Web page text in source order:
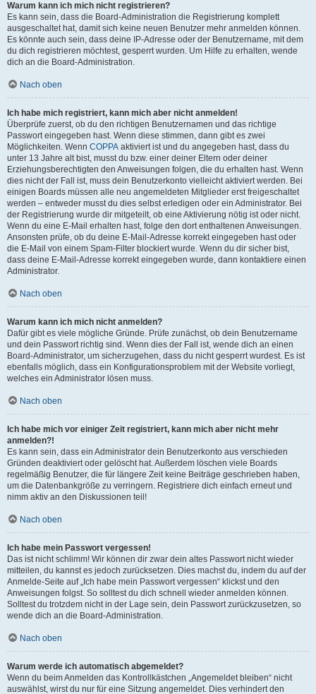
Warum kann ich mich nicht registrieren?
Es kann sein, dass die Board-Administration die Registrierung komplett
ausgeschaltet hat, damit sich keine neuen Benutzer mehr anmelden können.
Es könnte auch sein, dass deine IP-Adresse oder der Benutzername, mit dem
du dich registrieren möchtest, gesperrt wurden. Um Hilfe zu erhalten, wende
dich an die Board-Administration.
Nach oben
Ich habe mich registriert, kann mich aber nicht anmelden!
Überprüfe zuerst, ob du den richtigen Benutzernamen und das richtige
Passwort eingegeben hast. Wenn diese stimmen, dann gibt es zwei
Möglichkeiten. Wenn COPPA aktiviert ist und du angegeben hast, dass du
unter 13 Jahre alt bist, musst du bzw. einer deiner Eltern oder deiner
Erziehungsberechtigten den Anweisungen folgen, die du erhalten hast. Wenn
dies nicht der Fall ist, muss dein Benutzerkonto vielleicht aktiviert werden. Bei
einigen Boards müssen alle neu angemeldeten Mitglieder erst freigeschaltet
werden – entweder musst du dies selbst erledigen oder ein Administrator. Bei
der Registrierung wurde dir mitgeteilt, ob eine Aktivierung nötig ist oder nicht.
Wenn du eine E-Mail erhalten hast, folge den dort enthaltenen Anweisungen.
Ansonsten prüfe, ob du deine E-Mail-Adresse korrekt eingegeben hast oder
die E-Mail von einem Spam-Filter blockiert wurde. Wenn du dir sicher bist,
dass deine E-Mail-Adresse korrekt eingegeben wurde, dann kontaktiere einen
Administrator.
Nach oben
Warum kann ich mich nicht anmelden?
Dafür gibt es viele mögliche Gründe. Prüfe zunächst, ob dein Benutzername
und dein Passwort richtig sind. Wenn dies der Fall ist, wende dich an einen
Board-Administrator, um sicherzugehen, dass du nicht gesperrt wurdest. Es ist
ebenfalls möglich, dass ein Konfigurationsproblem mit der Website vorliegt,
welches ein Administrator lösen muss.
Nach oben
Ich habe mich vor einiger Zeit registriert, kann mich aber nicht mehr
anmelden?!
Es kann sein, dass ein Administrator dein Benutzerkonto aus verschieden
Gründen deaktiviert oder gelöscht hat. Außerdem löschen viele Boards
regelmäßig Benutzer, die für längere Zeit keine Beiträge geschrieben haben,
um die Datenbankgröße zu verringern. Registriere dich einfach erneut und
nimm aktiv an den Diskussionen teil!
Nach oben
Ich habe mein Passwort vergessen!
Das ist nicht schlimm! Wir können dir zwar dein altes Passwort nicht wieder
mitteilen, du kannst es jedoch zurücksetzen. Dies machst du, indem du auf der
Anmelde-Seite auf „Ich habe mein Passwort vergessen“ klickst und den
Anweisungen folgst. So solltest du dich schnell wieder anmelden können.
Solltest du trotzdem nicht in der Lage sein, dein Passwort zurückzusetzen, so
wende dich an die Board-Administration.
Nach oben
Warum werde ich automatisch abgemeldet?
Wenn du beim Anmelden das Kontrollkästchen „Angemeldet bleiben“ nicht
auswählst, wirst du nur für eine Sitzung angemeldet. Dies verhindert den